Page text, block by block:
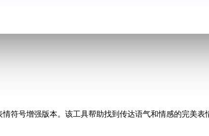
符号增强版本。该工具帮助找到传达语气和情感的完美